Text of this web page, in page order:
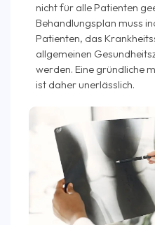
nicht für alle Patienten
Behandlungsplan muss
Patienten, das
allgemeinen
werden. Eine gründliche
ist daher unerlässlich.